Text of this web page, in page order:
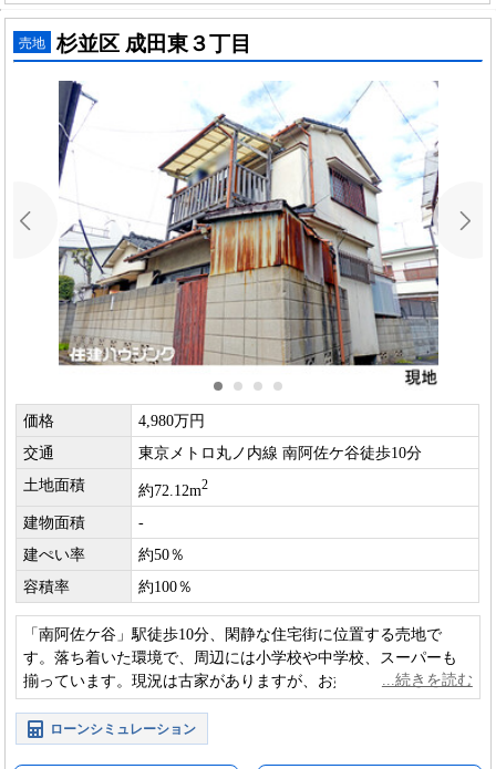
売地 杉並区 成田東３丁目
価格
4,980万円
交通
東京メトロ丸ノ内線 南阿佐ケ谷徒歩10分
土地面積
約72.12m2
建物面積
-
建ぺい率
約50％
容積率
約100％
「南阿佐ケ谷」駅徒歩10分、閑静な住宅街に位置する売地で
す。落ち着いた環境で、周辺には小学校や中学校、スーパーも
揃っています。現況は古家がありますが、お好みのハウスメー
カーで建築いただける建築条件なしの土地です。
ローンシミュレーション